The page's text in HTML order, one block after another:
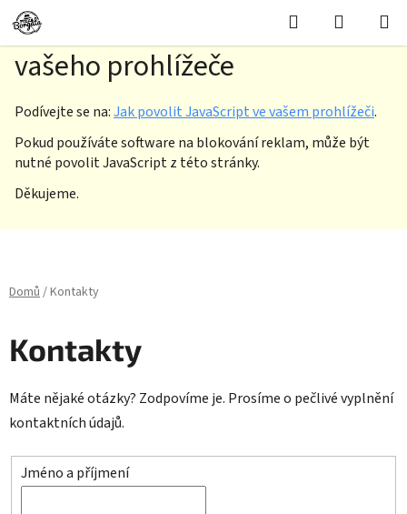
Musíte změnit nastavení
vašeho prohlížeče
Podívejte se na:Jak povolit JavaScript ve vašem prohlížeči.
Pokud používáte software na blokování reklam, může být
nutné povolit JavaScript z této stránky.
Děkujeme.
Hledat
KOŠÍK
Domů/Kontakty
Kontakty
Máte nějaké otázky? Zodpovíme je. Prosíme o pečlivé vyplnění
kontaktních údajů.
Jméno a příjmení